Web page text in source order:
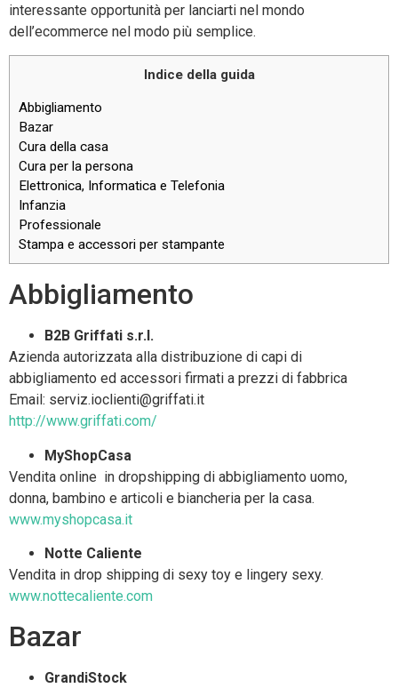
interessante opportunità per lanciarti nel mondo
dell’ecommerce nel modo più semplice.
Indice della guida
Abbigliamento
Bazar
Cura della casa
Cura per la persona
Elettronica, Informatica e Telefonia
Infanzia
Professionale
Stampa e accessori per stampante
Abbigliamento
B2B Griffati s.r.l.
Azienda autorizzata alla distribuzione di capi di
abbigliamento ed accessori firmati a prezzi di fabbrica
Email: serviz.ioclienti@griffati.it
http://www.griffati.com/
MyShopCasa
Vendita online in dropshipping di abbigliamento uomo,
donna, bambino e articoli e biancheria per la casa.
www.myshopcasa.it
Notte Caliente
Vendita in drop shipping di sexy toy e lingery sexy.
www.nottecaliente.com
Bazar
GrandiStock